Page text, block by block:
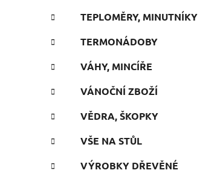
TEPLOMĚRY, MINUTNÍKY
TERMONÁDOBY
VÁHY, MINCÍŘE
VÁNOČNÍ ZBOŽÍ
VĚDRA, ŠKOPKY
VŠE NA STŮL
VÝROBKY DŘEVĚNÉ